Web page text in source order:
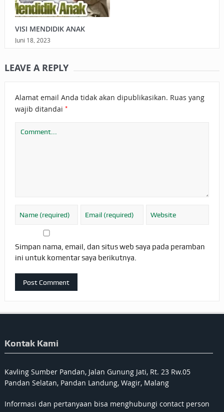
VISI MENDIDIK ANAK
Juni 18, 2023
LEAVE A REPLY
Alamat email Anda tidak akan dipublikasikan. Ruas yang
wajib ditandai *
Simpan nama, email, dan situs web saya pada peramban
ini untuk komentar saya berikutnya.
Kontak Kami
Kavling Sumber Pandan, Jalan Gunung Jati, Rt. 23 Rw.05
Pandan Selatan, Pandan Landung, Wagir, Malang
Informasi dan pertanyaan bisa menghubungi contact person